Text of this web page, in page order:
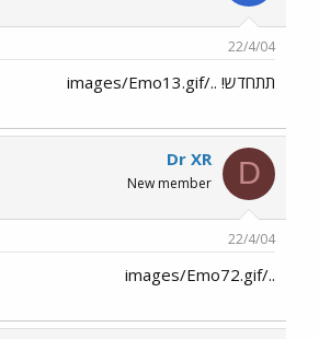
22/4/04
תתחדש! ../images/Emo13.gif
D
Dr XR
New member
22/4/04
../images/Emo72.gif